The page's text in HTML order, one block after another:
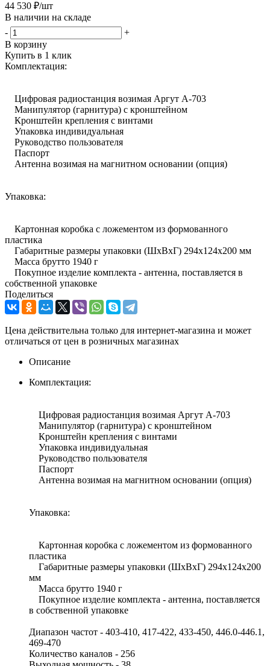
44 530 ₽/шт
В наличии на складе
-
+
В корзину
Купить в 1 клик
Комплектация:
Цифровая радиостанция возимая Аргут А-703
Манипулятор (гарнитура) с кронштейном
Кронштейн крепления с винтами
Упаковка индивидуальная
Руководство пользователя
Паспорт
Антенна возимая на магнитном основании (опция)
Упаковка:
Картонная коробка с ложементом из формованного
пластика
Габаритные размеры упаковки (ШхВхГ) 294х124х200 мм
Масса брутто 1940 г
Покупное изделие комплекта - антенна, поставляется в
собственной упаковке
Поделиться
Цена действительна только для интернет-магазина и может
отличаться от цен в розничных магазинах
Описание
Комплектация:
Цифровая радиостанция возимая Аргут А-703
Манипулятор (гарнитура) с кронштейном
Кронштейн крепления с винтами
Упаковка индивидуальная
Руководство пользователя
Паспорт
Антенна возимая на магнитном основании (опция)
Упаковка:
Картонная коробка с ложементом из формованного
пластика
Габаритные размеры упаковки (ШхВхГ) 294х124х200
мм
Масса брутто 1940 г
Покупное изделие комплекта - антенна, поставляется
в собственной упаковке
Диапазон частот - 403-410, 417-422, 433-450, 446.0-446.1,
469-470
Количество каналов - 256